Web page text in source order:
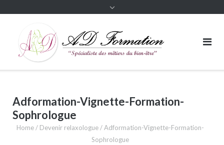
Adformation-Vignette-Formation-
Sophrologue
Home / Devenir relaxologue / Adformation-Vignette-Formation-
Sophrologue